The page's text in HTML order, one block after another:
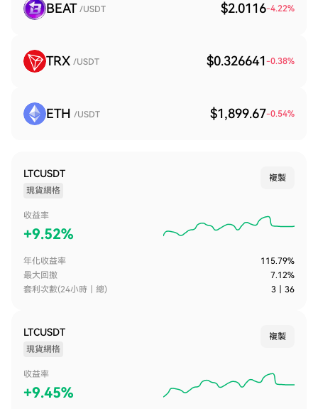
BEAT /USDT $2.0116-4.22%
TRX /USDT $0.326641 -0.38%
ETH /USDT $1,899.67-0.54%
LTCUSDT
現貨網格
複製
收益率
+9.52%
年化收益率
115.79%
最大回撤
7.12%
套利次數(24小時｜總)
3 36
LTCUSDT
現貨網格
複製
收益率
+9.45%